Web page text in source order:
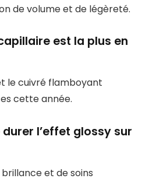
de volume et de légèreté.
est la plus en
le cuivré flamboyant
cette année.
l’effet glossy sur
brillance et de soins